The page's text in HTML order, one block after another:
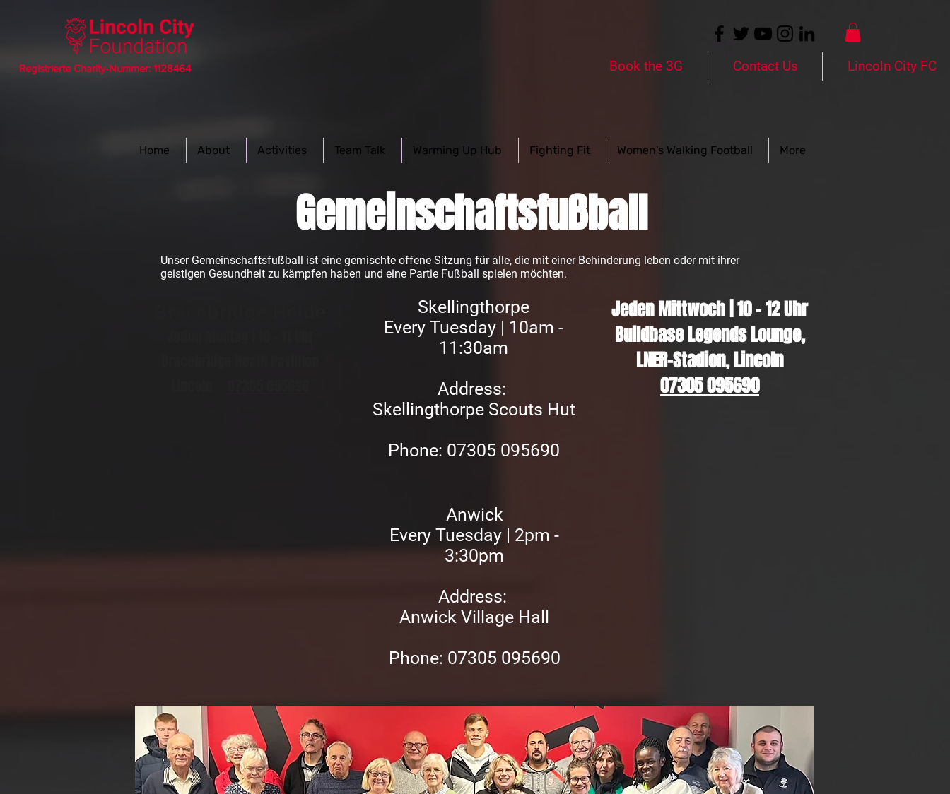
Registrierte Charity-Nummer: 1128464 Book the 3G Contact Us Lincoln City FC
Home About Activities Team Talk Warming Up Hub Fighting Fit Women's Walking Football More
Gemeinschaftsfußball
Unser Gemeinschaftsfußball ist eine gemischte offene Sitzung für alle, die mit einer Behinderung leben oder mit ihrer
geistigen Gesundheit zu kämpfen haben und eine Partie Fußball spielen möchten.
Skellingthorpe
Every Tuesday | 10am -
11:30am
Address:
Skellingthorpe Scouts Hut
Phone: 07305 095690
Jeden Mittwoch | 10 - 12 Uhr
Buildbase Legends Lounge,
LNER-Stadion, Lincoln
07305 095690
Anwick
Every Tuesday | 2pm -
3:30pm
Address:
Anwick Village Hall
Phone: 07305 095690